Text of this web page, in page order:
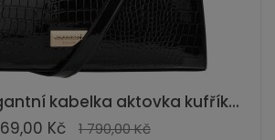
kabelka aktovka kufřík...
Kč
1 790,00 Kč